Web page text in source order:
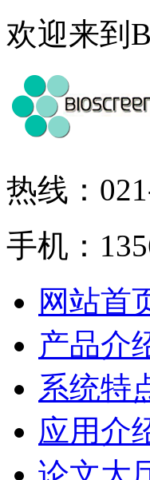
欢迎来到
热线：
手机：
网站首
产品介
系统特
应用介